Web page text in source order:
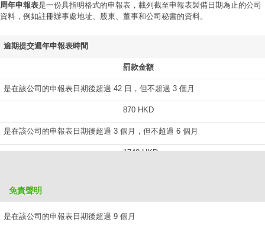
周年申報表是一份具指明格式的申報表，載列截至申報表製備日期為止的公司
資料，例如註冊辦事處地址、股東、董事和公司秘書的資料。
逾期提交週年申報表時間
罰款金額
是在該公司的申報表日期後超過 42 日，但不超過 3 個月
870 HKD
是在該公司的申報表日期後超過 3 個月，但不超過 6 個月
1740 HKD
是在該公司的申報表日期後超過 9 個月
免責聲明